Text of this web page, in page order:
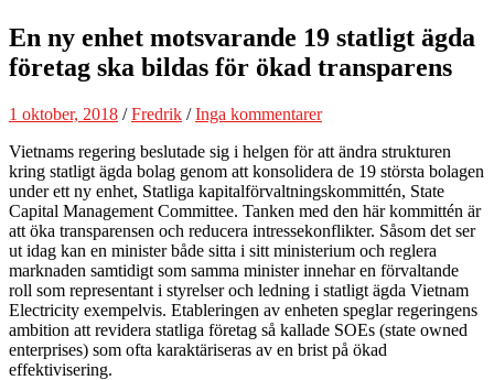
En ny enhet motsvarande 19 statligt ägda
företag ska bildas för ökad transparens
1 oktober, 2018 /Fredrik /Inga kommentarer
Vietnams regering beslutade sig i helgen för att ändra strukturen
kring statligt ägda bolag genom att konsolidera de 19 största bolagen
under ett ny enhet, Statliga kapitalförvaltningskommittén, State
Capital Management Committee. Tanken med den här kommittén är
att öka transparensen och reducera intressekonflikter. Såsom det ser
ut idag kan en minister både sitta i sitt ministerium och reglera
marknaden samtidigt som samma minister innehar en förvaltande
roll som representant i styrelser och ledning i statligt ägda Vietnam
Electricity exempelvis. Etableringen av enheten speglar regeringens
ambition att revidera statliga företag så kallade SOEs (state owned
enterprises) som ofta karaktäriseras av en brist på ökad
effektivisering.